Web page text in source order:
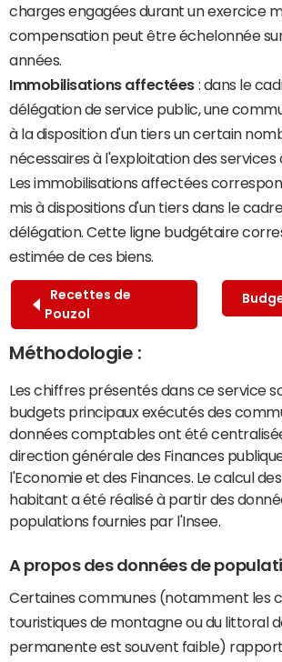
charges engagées durant un exercice
compensation peut être échelonnée
années.
Immobilisations affectées : dans le
délégation de service public, une
à la disposition d'un tiers un certain
nécessaires à l'exploitation des services
Les immobilisations affectées
mis à dispositions d'un tiers dans le
délégation. Cette ligne budgétaire
estimée de ces biens.
Recettes de
Pouzol
Méthodologie :
Les chiffres présentés dans ce service
budgets principaux exécutés des
données comptables ont été
direction générale des Finances
l'Economie et des Finances. Le calcul
habitant a été réalisé à partir des
populations fournies par l'Insee.
A propos des données de
Certaines communes (notamment les
touristiques de montagne ou du littoral
permanente est souvent faible)